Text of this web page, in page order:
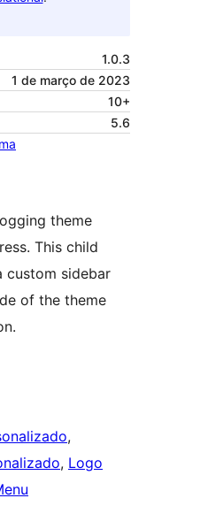
1.0.3
1 de março de 2023
10+
5.6
theme
This child
custom sidebar
of the theme
, Logo